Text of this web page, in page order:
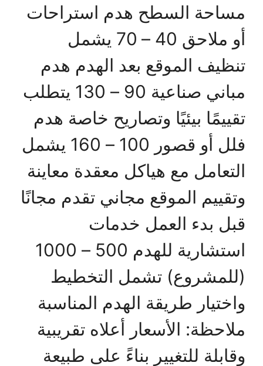
مساحة السطح هدم استراحات
أو ملاحق 40 – 70 يشمل
تنظيف الموقع بعد الهدم هدم
مباني صناعية 90 – 130 يتطلب
تقييمًا بيئيًا وتصاريح خاصة هدم
فلل أو قصور 100 – 160 يشمل
التعامل مع هياكل معقدة معاينة
وتقييم الموقع مجاني تقدم مجانًا
قبل بدء العمل خدمات
استشارية للهدم 500 – 1000
(للمشروع) تشمل التخطيط
واختيار طريقة الهدم المناسبة
ملاحظة: الأسعار أعلاه تقريبية
وقابلة للتغيير بناءً على طبيعة